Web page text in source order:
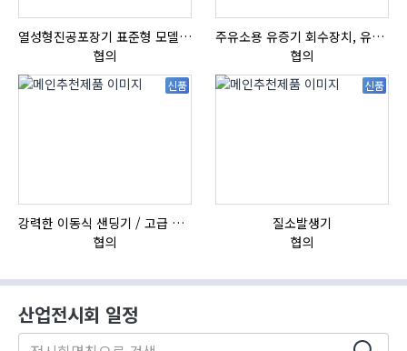
열성형진공포장기 표준형 모델 OMNIVAC S-200
협의
주유소용 유증기 회수장치, 유증기 회수장치, 방폭형, 방폭형 유증기 회수장치
협의
신품
강력한 이동식 샌딩기 / 고급 이태리 IBIX샌드블라스터
협의
신품
질소발생기
협의
산업전시회 일정